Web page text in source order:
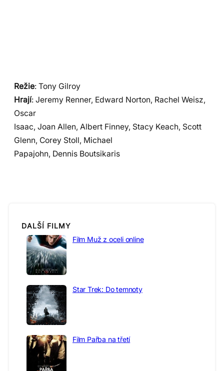
Režie: Tony Gilroy
Hrají: Jeremy Renner, Edward Norton, Rachel Weisz,
Oscar
Isaac, Joan Allen, Albert Finney, Stacy Keach, Scott
Glenn, Corey Stoll, Michael
Papajohn, Dennis Boutsikaris
DALŠÍ FILMY
Film Muž z oceli online
Star Trek: Do temnoty
Film Pařba na třetí